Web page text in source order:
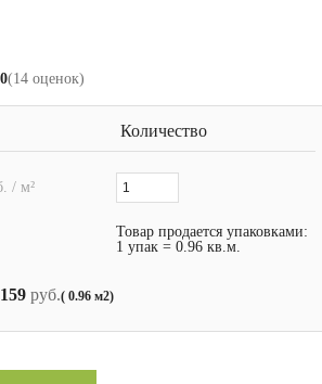
(14 оценок)
Количество
/ м²
Товар продается упаковками:
1 упак = 0.96 кв.м.
руб.( 0.96 м2)